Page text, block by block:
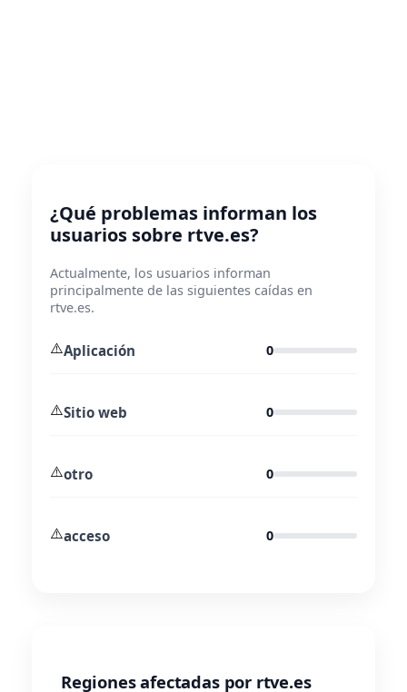
¿Qué problemas informan los
usuarios sobre rtve.es?
Actualmente, los usuarios informan
principalmente de las siguientes caídas en
rtve.es.
⚠️Aplicación 0
⚠️Sitio web 0
⚠️otro 0
⚠️acceso 0
Regiones afectadas por rtve.es